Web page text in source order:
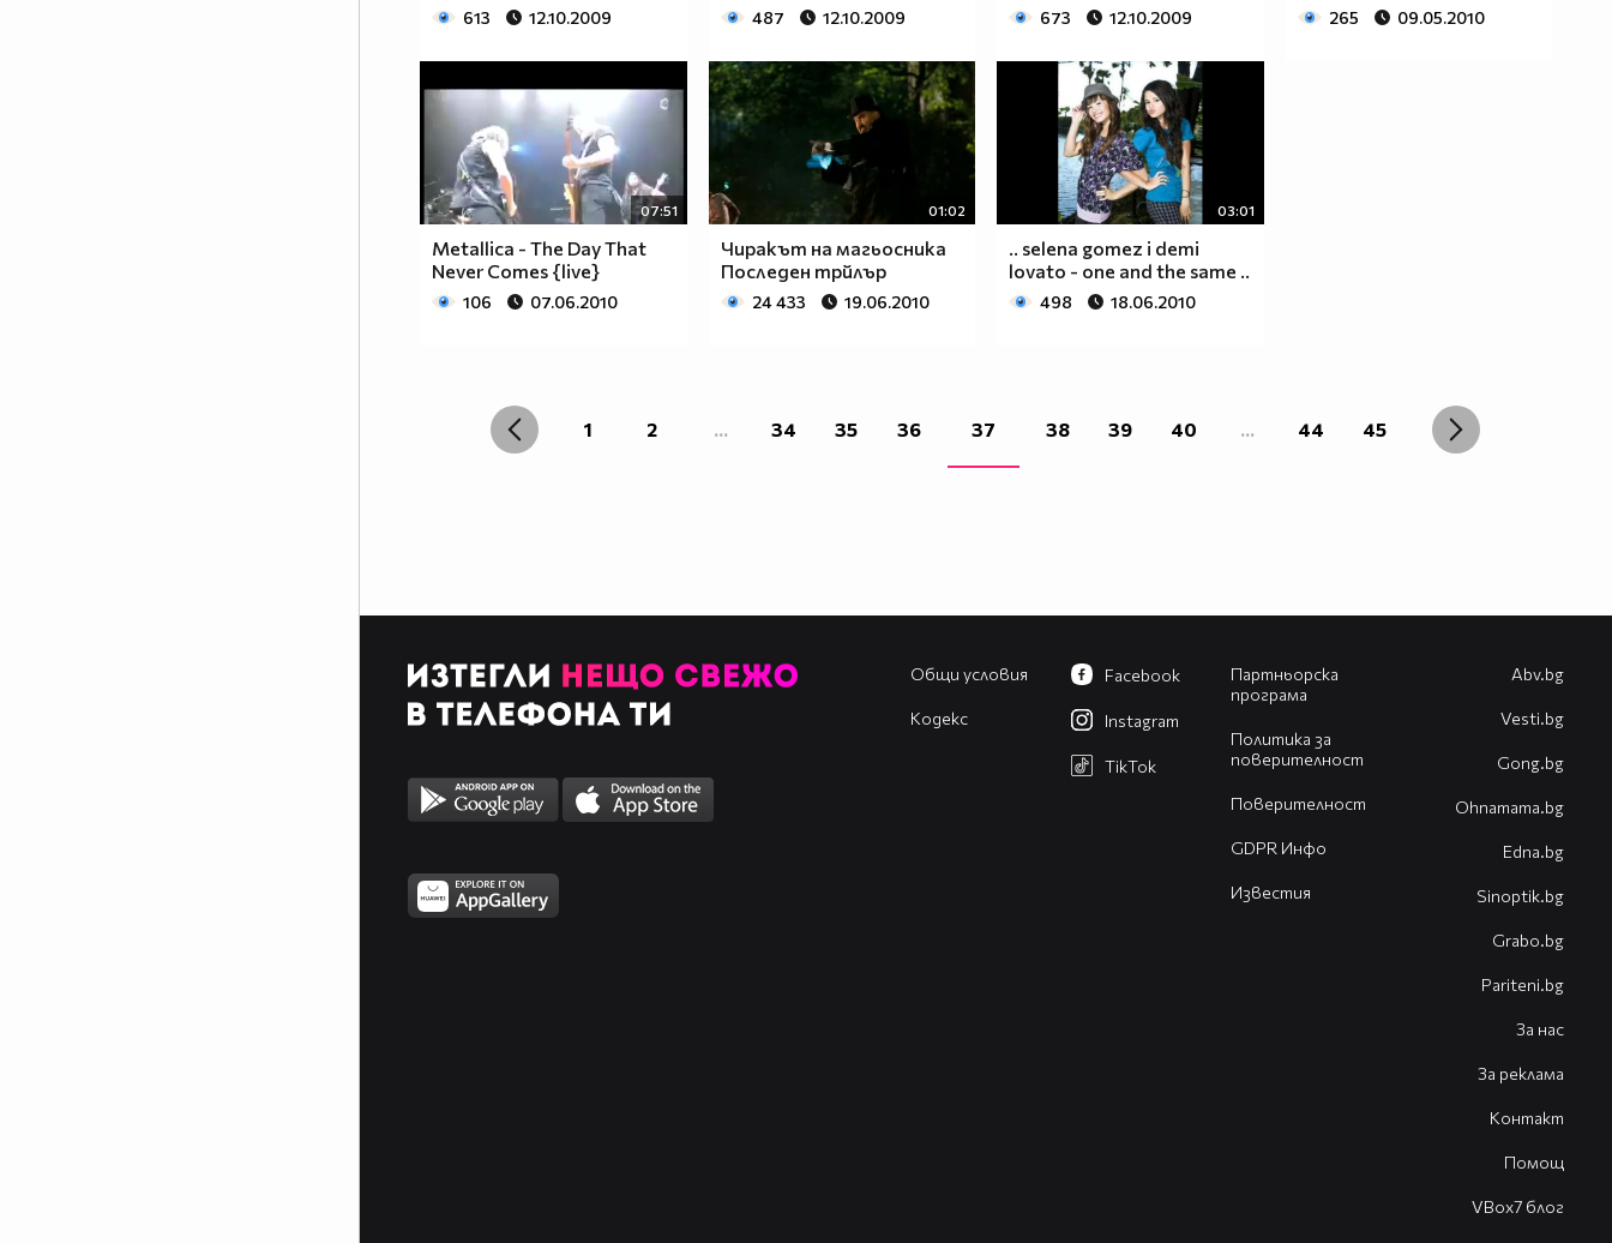
613 12.10.2009 487 12.10.2009 673 12.10.2009 265 09.05.2010
07:51
Metallica - The Day That
Never Comes {live}
106 07.06.2010
01:02
Чиракът на магьосника
Последен трйлър
24 433 19.06.2010
03:01
.. selena gomez i demi
lovato - one and the same ..
498 18.06.2010
1 2 ... 34 35 36 37 38 39 40 ... 44 45
Общи условия
Кодекс
Партньорска
програма
Политика за
поверителност
Поверителност
GDPR Инфо
Известия
Facebook
Instagram
TikTok
Abv.bg
Vesti.bg
Gong.bg
Оhnamama.bg
Edna.bg
Sinoptik.bg
Grabo.bg
Pariteni.bg
За нас
За реклама
Контакт
Помощ
VBox7 блог